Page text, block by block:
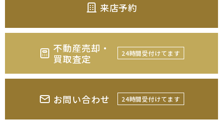
来店予約
不動産売却・
買取査定
24時間受付けてます
お問い合わせ 24時間受付けてます